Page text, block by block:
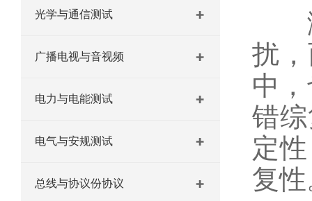
光学与通信测试
广播电视与音视频
电力与电能测试
电气与安规测试
总线与协议份协议
测
扰
中
错
定
复